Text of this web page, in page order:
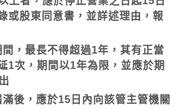
或股東同意書，並詳述理由，報
，最長不得超過1年，其有正當
1次，期間以1年為限，並應於期
出
後，應於15日內向該管主管機關